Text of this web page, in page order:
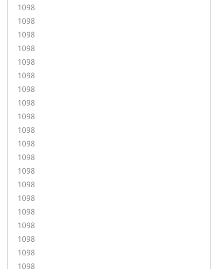
1098
1098
1098
1098
1098
1098
1098
1098
1098
1098
1098
1098
1098
1098
1098
1098
1098
1098
1098
1098